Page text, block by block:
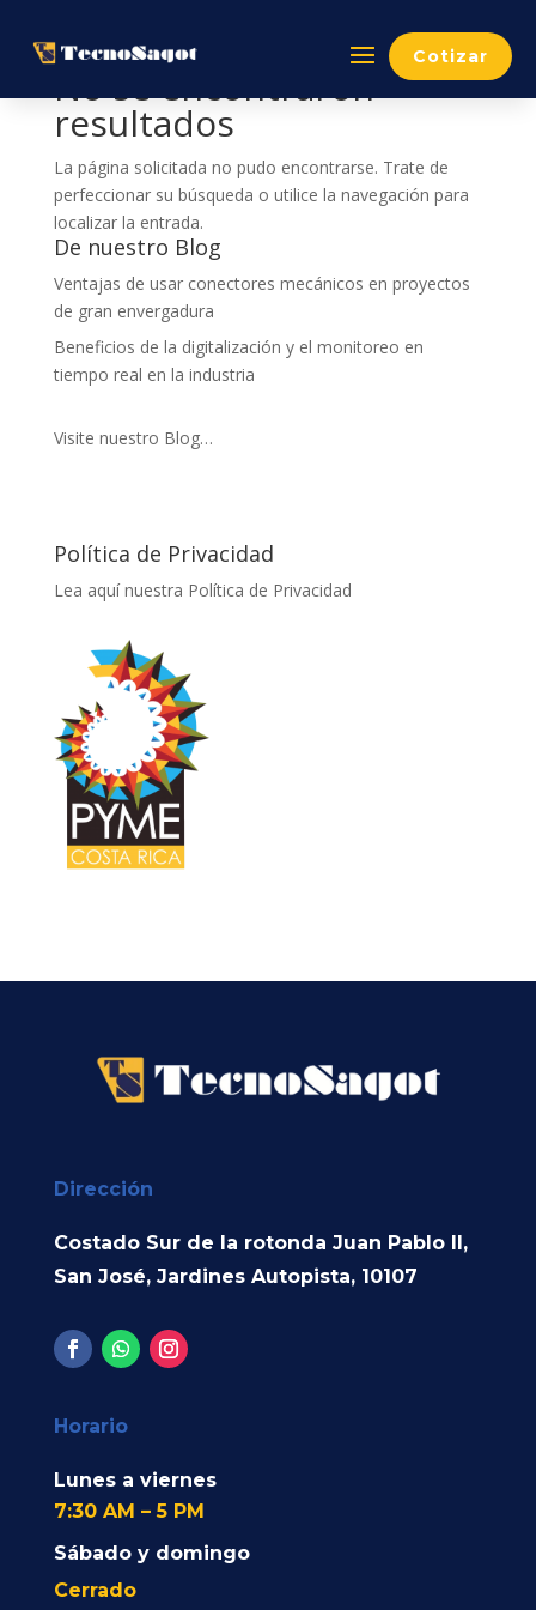
Cotizar
No se encontraron
resultados
La página solicitada no pudo encontrarse. Trate de
perfeccionar su búsqueda o utilice la navegación para
localizar la entrada.
De nuestro Blog
Ventajas de usar conectores mecánicos en proyectos
de gran envergadura
Beneficios de la digitalización y el monitoreo en
tiempo real en la industria
Visite nuestro Blog…
Política de Privacidad
Lea aquí nuestra Política de Privacidad
Dirección
Costado Sur de la rotonda Juan Pablo II,
San José, Jardines Autopista, 10107
Horario
Lunes a viernes
7:30 AM – 5 PM
Sábado y domingo
Cerrado